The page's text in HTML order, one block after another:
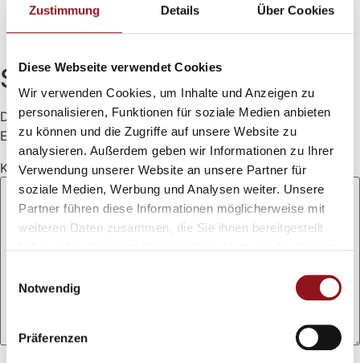
Zustimmung Details Über Cookies
Diese Webseite verwendet Cookies
Wir verwenden Cookies, um Inhalte und Anzeigen zu
personalisieren, Funktionen für soziale Medien anbieten
zu können und die Zugriffe auf unsere Website zu
analysieren. Außerdem geben wir Informationen zu Ihrer
Verwendung unserer Website an unsere Partner für
soziale Medien, Werbung und Analysen weiter. Unsere
Partner führen diese Informationen möglicherweise mit
weiteren Daten zusammen, die Sie ihnen bereitgestellt
Notwendig
Präferenzen
und an Theresia und ihren Gnadenhof überweisen.
Schreibe einen Kommentar
Deine E-Mail-Adresse wird nicht veröffentlicht.
Erforderliche Felder sind mit*markiert
Kommentar*